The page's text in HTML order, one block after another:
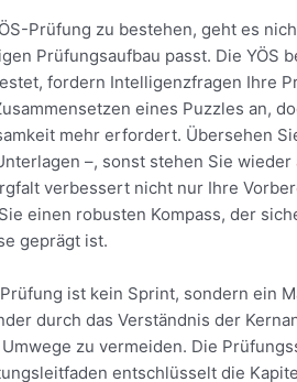
Prüfung zu bestehen, geht es
Prüfungsaufbau passt. Die YÖS
fordern Intelligenzfragen Ihre
eines Puzzles an,
mehr erfordert. Übersehen
–, sonst stehen Sie
verbessert nicht nur Ihre
einen robusten Kompass, der
geprägt ist.
ist kein Sprint, sondern ein
durch das Verständnis der
zu vermeiden. Die
entschlüsselt die